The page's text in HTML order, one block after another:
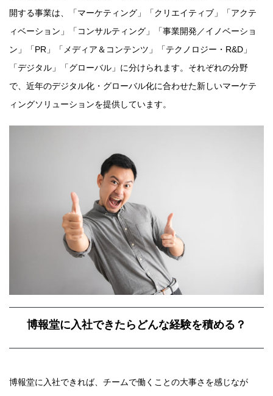
開する事業は、「マーケティング」「クリエイティブ」「アクテ
ィベーション」「コンサルティング」「事業開発／イノベーショ
ン」「PR」「メディア＆コンテンツ」「テクノロジー・R&D」
「デジタル」「グローバル」に分けられます。それぞれの分野
で、近年のデジタル化・グローバル化に合わせた新しいマーケテ
ィングソリューションを提供しています。
博報堂に入社できたらどんな経験を積める？
博報堂に入社できれば、チームで働くことの大事さを感じなが